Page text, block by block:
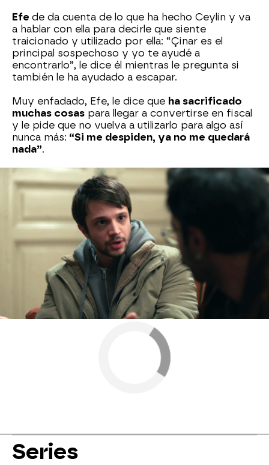
Efe de da cuenta de lo que ha hecho Ceylin y va
a hablar con ella para decirle que siente
traicionado y utilizado por ella: “Çinar es el
principal sospechoso y yo te ayudé a
encontrarlo”, le dice él mientras le pregunta si
también le ha ayudado a escapar.
Muy enfadado, Efe, le dice que ha sacrificado
muchas cosas para llegar a convertirse en fiscal
y le pide que no vuelva a utilizarlo para algo así
nunca más: “Si me despiden, ya no me quedará
nada”.
Ceylin Erguvan
Antena 3 » Series » Secretos de familia
» Mejores
momentos
Series